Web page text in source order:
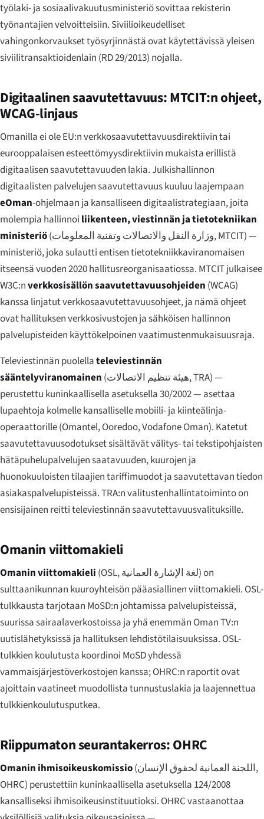
työlaki- ja sosiaalivakuutusministeriö sovittaa rekisterin
työnantajien velvoitteisiin. Siviilioikeudelliset
vahingonkorvaukset työsyrjinnästä ovat käytettävissä yleisen
siviilitransaktioidenlain (RD 29/2013) nojalla.
Digitaalinen saavutettavuus: MTCIT:n ohjeet,
WCAG-linjaus
Omanilla ei ole EU:n verkkosaavutettavuusdirektiivin tai
eurooppalaisen esteettömyysdirektiivin mukaista erillistä
digitaalisen saavutettavuuden lakia. Julkishallinnon
digitaalisten palvelujen saavutettavuus kuuluu laajempaan
eOman-ohjelmaan ja kansalliseen digitaalistrategiaan, joita
molempia hallinnoi liikenteen, viestinnän ja tietotekniikan
ministeriö(وزارة النقل والاتصالات وتقنية المعلومات, MTCIT) —
ministeriö, joka sulautti entisen tietotekniikkaviranomaisen
itseensä vuoden 2020 hallitusreorganisaatiossa. MTCIT julkaisee
W3C:nverkkosisällön saavutettavuusohjeiden (WCAG)
kanssa linjatut verkkosaavutettavuusohjeet, ja nämä ohjeet
ovat hallituksen verkkosivustojen ja sähköisen hallinnon
palvelupisteiden käyttökelpoinen vaatimustenmukaisuusraja.
Televiestinnän puolellateleviestinnän
sääntelyviranomainen (هيئة تنظيم الاتصالات, TRA) —
perustettu kuninkaallisella asetuksella 30/2002 — asettaa
lupaehtoja kolmelle kansalliselle mobiili- ja kiinteälinja-
operaattorille (Omantel, Ooredoo, Vodafone Oman). Katetut
saavutettavuusodotukset sisältävät välitys- tai tekstipohjaisten
hätäpuhelupalvelujen saatavuuden, kuurojen ja
huonokuuloisten tilaajien tariffimuodot ja saavutettavan tiedon
asiakaspalvelupisteissä. TRA:n valitustenhallintatoiminto on
ensisijainen reitti televiestinnän saavutettavuusvalituksille.
Omanin viittomakieli
Omanin viittomakieli (OSL,لغة الإشارة العمانية) on
sulttaanikunnan kuuroyhteisön pääasiallinen viittomakieli. OSL-
tulkkausta tarjotaan MoSD:n johtamissa palvelupisteissä,
suurissa sairaalaverkostoissa ja yhä enemmän Oman TV:n
uutislähetyksissä ja hallituksen lehdistötilaisuuksissa. OSL-
tulkkien koulutusta koordinoi MoSD yhdessä
vammaisjärjestöverkostojen kanssa; OHRC:n raportit ovat
ajoittain vaatineet muodollista tunnustuslakia ja laajennettua
tulkkienkoulutusputkea.
Riippumaton seurantakerros: OHRC
Omanin ihmisoikeuskomissio(اللجنة العمانية لحقوق الإنسان,
OHRC) perustettiin kuninkaallisella asetuksella 124/2008
kansalliseksi ihmisoikeusinstituutioksi. OHRC vastaanottaa